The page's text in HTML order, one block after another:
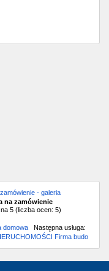
- galeria
na zamówienie
5(liczba ocen: 5)
domowa Następna usługa:
Firma budo